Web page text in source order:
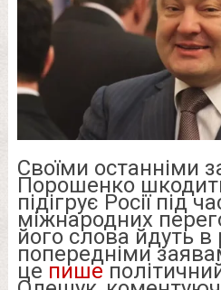
Своїми останніми
Порошенко
підігрує Росії під
міжнародних
його слова йдуть в
попередніми
це пише